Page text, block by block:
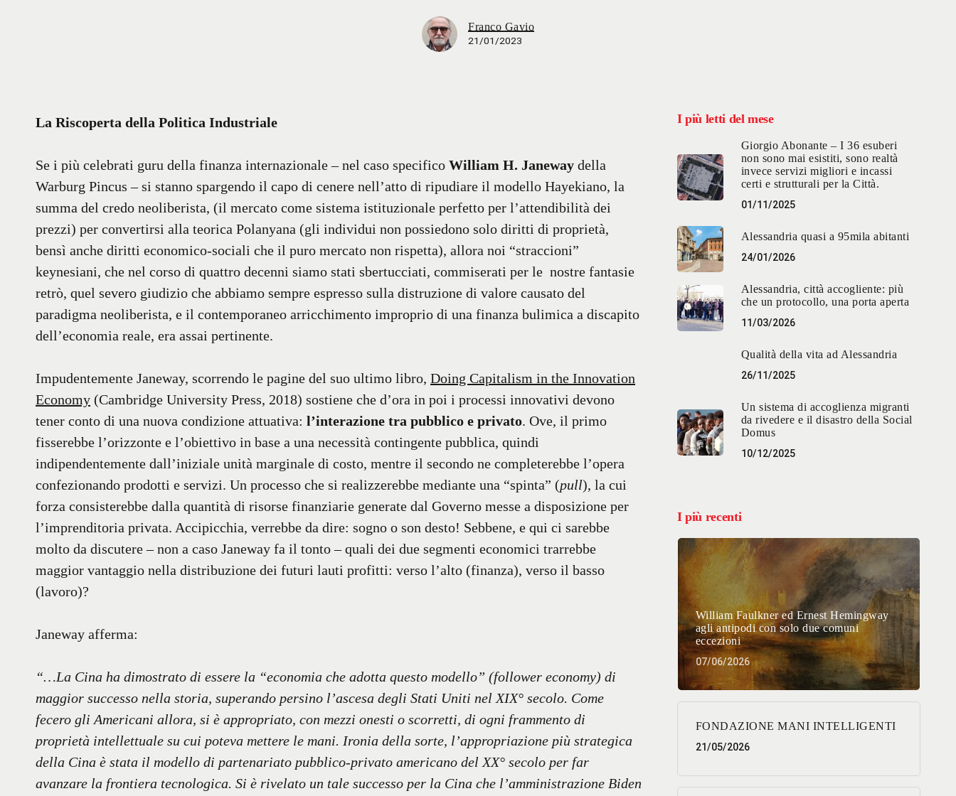
Franco Gavio
21/01/2023
La Riscoperta della Politica Industriale
Se i più celebrati guru della finanza internazionale – nel caso specifico William H. Janeway della
Warburg Pincus – si stanno spargendo il capo di cenere nell’atto di ripudiare il modello Hayekiano, la
summa del credo neoliberista, (il mercato come sistema istituzionale perfetto per l’attendibilità dei
prezzi) per convertirsi alla teorica Polanyana (gli individui non possiedono solo diritti di proprietà,
bensì anche diritti economico-sociali che il puro mercato non rispetta), allora noi “straccioni”
keynesiani, che nel corso di quattro decenni siamo stati sbertucciati, commiserati per le nostre fantasie
retrò, quel severo giudizio che abbiamo sempre espresso sulla distruzione di valore causato del
paradigma neoliberista, e il contemporaneo arricchimento improprio di una finanza bulimica a discapito
dell’economia reale, era assai pertinente.
Impudentemente Janeway, scorrendo le pagine del suo ultimo libro, Doing Capitalism in the Innovation
Economy (Cambridge University Press, 2018) sostiene che d’ora in poi i processi innovativi devono
tener conto di una nuova condizione attuativa: l’interazione tra pubblico e privato. Ove, il primo
fisserebbe l’orizzonte e l’obiettivo in base a una necessità contingente pubblica, quindi
indipendentemente dall’iniziale unità marginale di costo, mentre il secondo ne completerebbe l’opera
confezionando prodotti e servizi. Un processo che si realizzerebbe mediante una “spinta” (pull), la cui
forza consisterebbe dalla quantità di risorse finanziarie generate dal Governo messe a disposizione per
l’imprenditoria privata. Accipicchia, verrebbe da dire: sogno o son desto! Sebbene, e qui ci sarebbe
molto da discutere – non a caso Janeway fa il tonto – quali dei due segmenti economici trarrebbe
maggior vantaggio nella distribuzione dei futuri lauti profitti: verso l’alto (finanza), verso il basso
(lavoro)?
Janeway afferma:
“…La Cina ha dimostrato di essere la “economia che adotta questo modello” (follower economy) di
maggior successo nella storia, superando persino l’ascesa degli Stati Uniti nel XIX° secolo. Come
fecero gli Americani allora, si è appropriato, con mezzi onesti o scorretti, di ogni frammento di
proprietà intellettuale su cui poteva mettere le mani. Ironia della sorte, l’appropriazione più strategica
della Cina è stata il modello di partenariato pubblico-privato americano del XX° secolo per far
avanzare la frontiera tecnologica. Si è rivelato un tale successo per la Cina che l’amministrazione Biden
I più letti del mese
Giorgio Abonante – I 36 esuberi
non sono mai esistiti, sono realtà
invece servizi migliori e incassi
certi e strutturali per la Città.
01/11/2025
Alessandria quasi a 95mila abitanti
24/01/2026
Alessandria, città accogliente: più
che un protocollo, una porta aperta
11/03/2026
Qualità della vita ad Alessandria
26/11/2025
Un sistema di accoglienza migranti
da rivedere e il disastro della Social
Domus
10/12/2025
I più recenti
William Faulkner ed Ernest Hemingway
agli antipodi con solo due comuni
eccezioni
07/06/2026
FONDAZIONE MANI INTELLIGENTI
21/05/2026